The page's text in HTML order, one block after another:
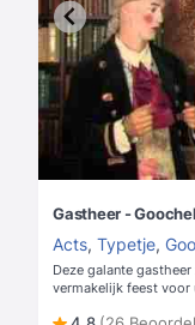
Gastheer -
Acts, Typetje,
Deze galante
vermakelijk feest voor